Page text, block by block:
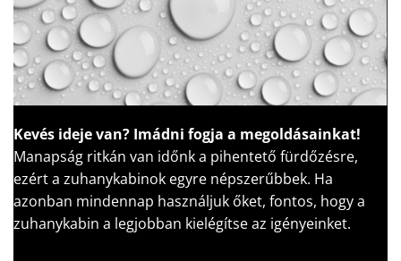
Kevés ideje van? Imádni fogja a megoldásainkat!
Manapság ritkán van időnk a pihentető fürdőzésre,
ezért a zuhanykabinok egyre népszerűbbek. Ha
azonban mindennap használjuk őket, fontos, hogy a
zuhanykabin a legjobban kielégítse az igényeinket.